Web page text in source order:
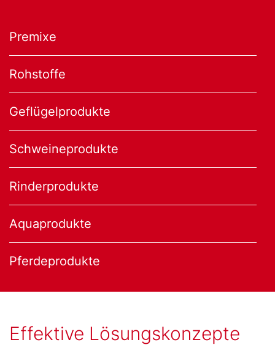
Premixe
Rohstoffe
Geflügelprodukte
Schweineprodukte
Rinderprodukte
Aquaprodukte
Pferdeprodukte
Effektive Lösungskonzepte